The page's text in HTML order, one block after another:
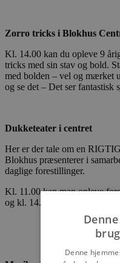
Zorro tricks i Blokhus
Kl. 14.00 kan du opleve 9
tricks med sin stav og bold.
med bolden – vel og mærket
og se det – Det ser fantastisk
Dukketeater i centret
Her er der tale om en
Blokhus præsenterer i
daglige forestillinger.
Kl. 11.00 kan man opleve
og kl. 14.00 står der
Denne